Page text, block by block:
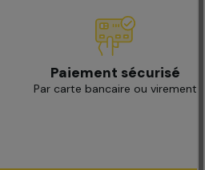
Paiement sécurisé
Par carte bancaire ou virement